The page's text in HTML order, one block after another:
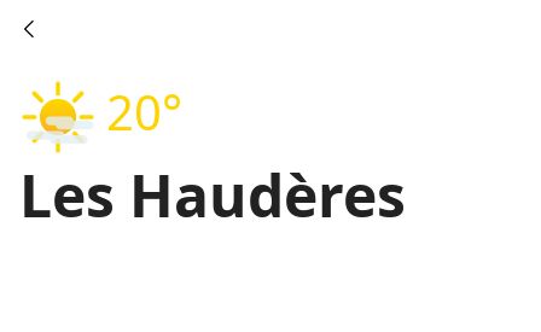
20°
Les Haudères